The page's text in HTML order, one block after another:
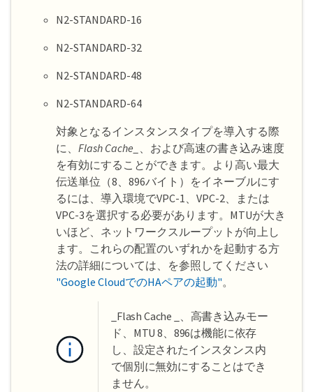
N2-STANDARD-16
N2-STANDARD-32
N2-STANDARD-48
N2-STANDARD-64
対象となるインスタンスタイプを導入する際
に、 Flash Cache_
、および高速の書き込み速度
を有効にすることができます。より高い最大
伝送単位（8、896バイト）をイネーブルにす
るには、導入環境でVPC-1、VPC-2、または
VPC-3を選択する必要があります。MTUが大き
いほど、ネットワークスループットが向上し
ます。これらの配置のいずれかを起動する方
法の詳細については、を参照してください
"Google CloudでのHAペアの起動"。
_Flash Cache _、高書き込みモー
ド、MTU 8、896は機能に依存
し、設定されたインスタンス内
で個別に無効にすることはでき
ません。